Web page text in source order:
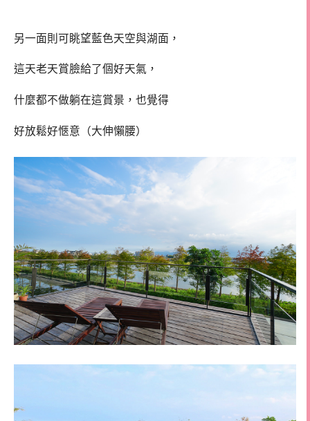
另一面則可眺望藍色天空與湖面，
這天老天賞臉給了個好天氣，
什麼都不做躺在這賞景，也覺得
好放鬆好愜意（大伸懶腰）